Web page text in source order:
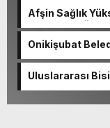
Afşin Sağlık
Okulunda görev
Onikişubat
başvurularında
Uluslararası